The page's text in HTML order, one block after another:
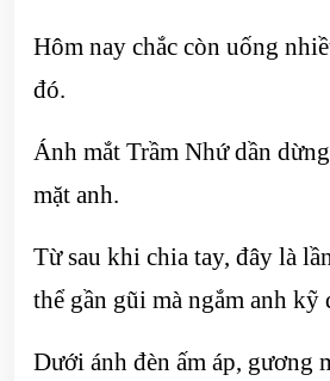
Hôm nay chắc còn uống
đó.
Ánh mắt Trầm Nhứ dần
mặt anh.
Từ sau khi chia tay, đây là
thể gần gũi mà ngắm anh kỹ
Dưới ánh đèn ấm áp, gương